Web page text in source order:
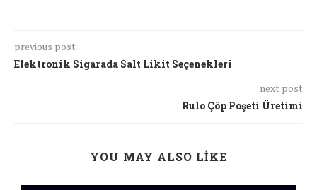
previous post
Elektronik Sigarada Salt Likit Seçenekleri
next post
Rulo Çöp Poşeti Üretimi
YOU MAY ALSO LIKE